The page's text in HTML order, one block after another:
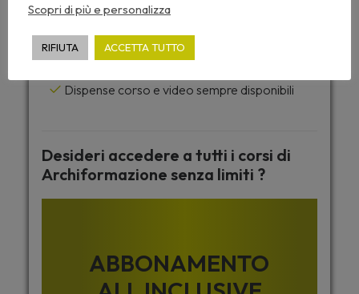
Caricamento automatico dei CFP
Accesso da tutti i dispositivi
Dispense corso e video sempre disponibili
Desideri accedere a tutti i corsi di
Archiformazione senza limiti ?
ABBONAMENTO
Scopri di più e personalizza
RIFIUTA ACCETTA TUTTO